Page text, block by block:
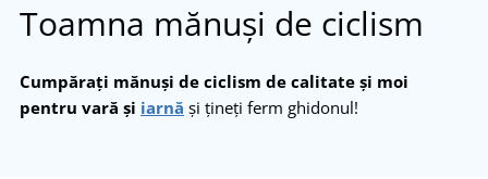
Toamna mănuși de ciclism
Cumpărați mănuși de ciclism de calitate și moi
pentru vară și iarnă și țineți ferm ghidonul!